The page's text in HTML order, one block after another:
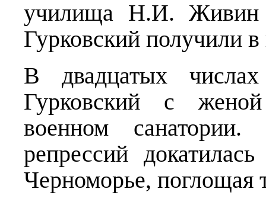
училища Н.И. Живин
Гурковский получили
В двадцатых
Гурковский с
военном
репрессий
Черноморье, поглощая